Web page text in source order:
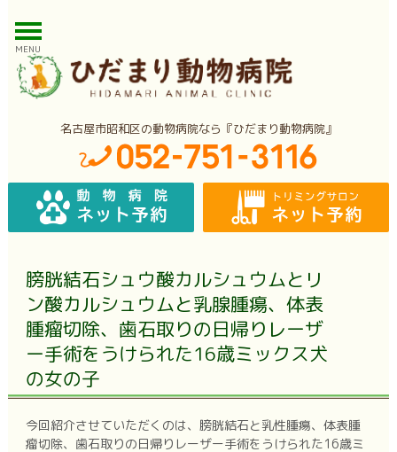
MENU
名古屋市昭和区の動物病院なら『ひだまり動物病院』
膀胱結石シュウ酸カルシュウムとリ
ン酸カルシュウムと乳腺腫瘍、体表
腫瘤切除、歯石取りの日帰りレーザ
ー手術をうけられた16歳ミックス犬
の女の子
今回紹介させていただくのは、膀胱結石と乳性腫瘍、体表腫
瘤切除、歯石取りの日帰りレーザー手術をうけられた16歳ミ